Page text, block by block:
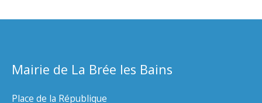
Mairie de La Brée les Bains
Place de la République